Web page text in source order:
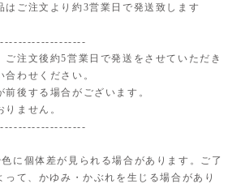
はご注文より約3営業日で発送致します
ご注文後約5営業日で発送をさせていただき
わせください。
前後する場合がございます。
りません。
に個体差が見られる場合があります。ご了
て、かゆみ・かぶれを生じる場合があり